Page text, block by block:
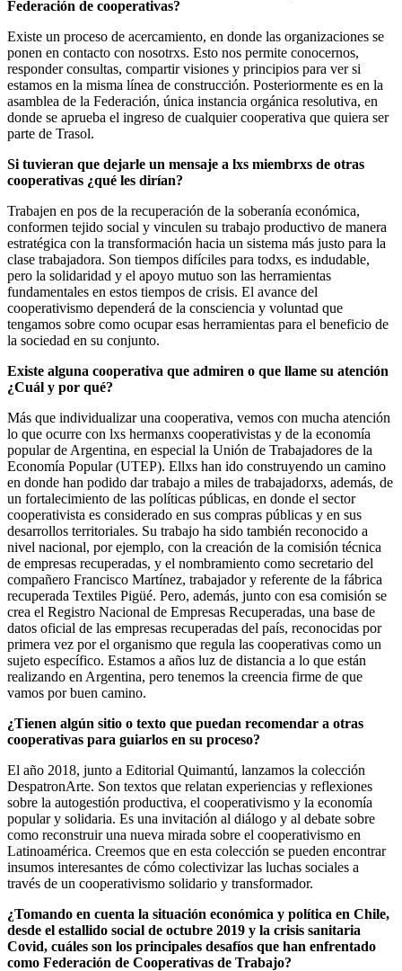
Federación de cooperativas?
Existe un proceso de acercamiento, en donde las organizaciones se
ponen en contacto con nosotrxs. Esto nos permite conocernos,
responder consultas, compartir visiones y principios para ver si
estamos en la misma línea de construcción. Posteriormente es en la
asamblea de la Federación, única instancia orgánica resolutiva, en
donde se aprueba el ingreso de cualquier cooperativa que quiera ser
parte de Trasol.
Si tuvieran que dejarle un mensaje a lxs miembrxs de otras
cooperativas ¿qué les dirían?
Trabajen en pos de la recuperación de la soberanía económica,
conformen tejido social y vinculen su trabajo productivo de manera
estratégica con la transformación hacia un sistema más justo para la
clase trabajadora. Son tiempos difíciles para todxs, es indudable,
pero la solidaridad y el apoyo mutuo son las herramientas
fundamentales en estos tiempos de crisis. El avance del
cooperativismo dependerá de la consciencia y voluntad que
tengamos sobre como ocupar esas herramientas para el beneficio de
la sociedad en su conjunto.
Existe alguna cooperativa que admiren o que llame su atención
¿Cuál y por qué?
Más que individualizar una cooperativa, vemos con mucha atención
lo que ocurre con lxs hermanxs cooperativistas y de la economía
popular de Argentina, en especial la Unión de Trabajadores de la
Economía Popular (UTEP). Ellxs han ido construyendo un camino
en donde han podido dar trabajo a miles de trabajadorxs, además, de
un fortalecimiento de las políticas públicas, en donde el sector
cooperativista es considerado en sus compras públicas y en sus
desarrollos territoriales. Su trabajo ha sido también reconocido a
nivel nacional, por ejemplo, con la creación de la comisión técnica
de empresas recuperadas, y el nombramiento como secretario del
compañero Francisco Martínez, trabajador y referente de la fábrica
recuperada Textiles Pigüé. Pero, además, junto con esa comisión se
crea el Registro Nacional de Empresas Recuperadas, una base de
datos oficial de las empresas recuperadas del país, reconocidas por
primera vez por el organismo que regula las cooperativas como un
sujeto específico. Estamos a años luz de distancia a lo que están
realizando en Argentina, pero tenemos la creencia firme de que
vamos por buen camino.
¿Tienen algún sitio o texto que puedan recomendar a otras
cooperativas para guiarlos en su proceso?
El año 2018, junto a Editorial Quimantú, lanzamos la colección
DespatronArte. Son textos que relatan experiencias y reflexiones
sobre la autogestión productiva, el cooperativismo y la economía
popular y solidaria. Es una invitación al diálogo y al debate sobre
como reconstruir una nueva mirada sobre el cooperativismo en
Latinoamérica. Creemos que en esta colección se pueden encontrar
insumos interesantes de cómo colectivizar las luchas sociales a
través de un cooperativismo solidario y transformador.
¿Tomando en cuenta la situación económica y política en Chile,
desde el estallido social de octubre 2019 y la crisis sanitaria
Covid, cuáles son los principales desafíos que han enfrentado
como Federación de Cooperativas de Trabajo?